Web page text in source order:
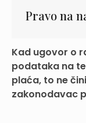
Pravo na
Kad ugovor o
podataka na
plaća, to ne
zakonodavac